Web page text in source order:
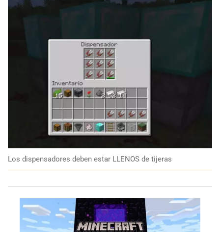
Los dispensadores deben estar LLENOS de tijeras